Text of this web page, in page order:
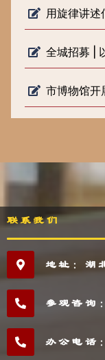
用旋律讲述信仰 以
全城招募 |
市博物馆开
联系我们
地址：湖
参观咨
办公电话